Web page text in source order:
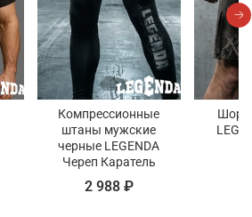
Компрессионные
штаны мужские
черные LEGENDA
Череп Каратель
2 988 ₽